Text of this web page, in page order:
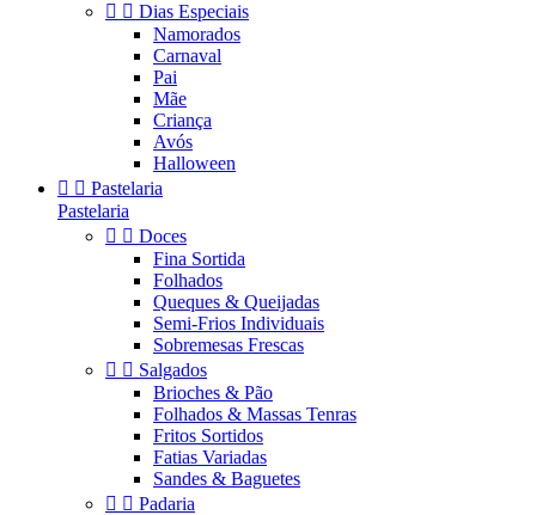
  Dias Especiais
Namorados
Carnaval
Pai
Mãe
Criança
Avós
Halloween
  Pastelaria
Pastelaria
  Doces
Fina Sortida
Folhados
Queques & Queijadas
Semi-Frios Individuais
Sobremesas Frescas
  Salgados
Brioches & Pão
Folhados & Massas Tenras
Fritos Sortidos
Fatias Variadas
Sandes & Baguetes
  Padaria